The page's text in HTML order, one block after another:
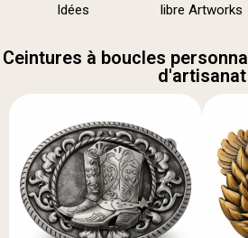
Idées
libre Artworks
Ceintures à boucles
d'artisanat